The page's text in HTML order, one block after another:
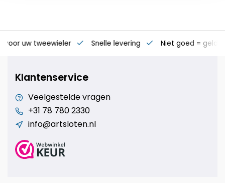
voor uw tweewieler Snelle levering Niet goed = geld
Klantenservice
Veelgestelde vragen
+31 78 780 2330
info@artsloten.nl